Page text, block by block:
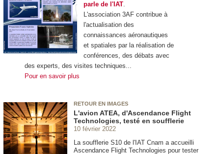
parle de l'IAT.
L'association 3AF contribue à
l'actualisation des
connaissances aéronautiques
et spatiales par la réalisation de
conférences, des débats avec
des experts, des visites techniques...
Pour en savoir plus
RETOUR EN IMAGES
L'avion ATEA, d'Ascendance Flight
Technologies, testé en soufflerie
10 février 2022
La soufflerie S10 de l'IAT Cnam a accueilli
Ascendance Flight Technologies pour tester